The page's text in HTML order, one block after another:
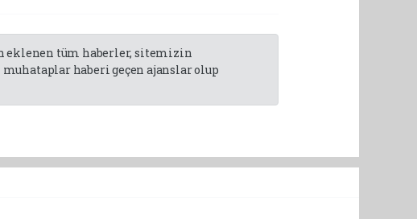
eklenen tüm haberler, sitemizin
haberi geçen ajanslar olup